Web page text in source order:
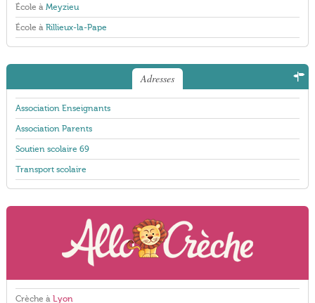
École à Meyzieu
École à Rillieux-la-Pape
Adresses
Association Enseignants
Association Parents
Soutien scolaire 69
Transport scolaire
Crèche à Lyon